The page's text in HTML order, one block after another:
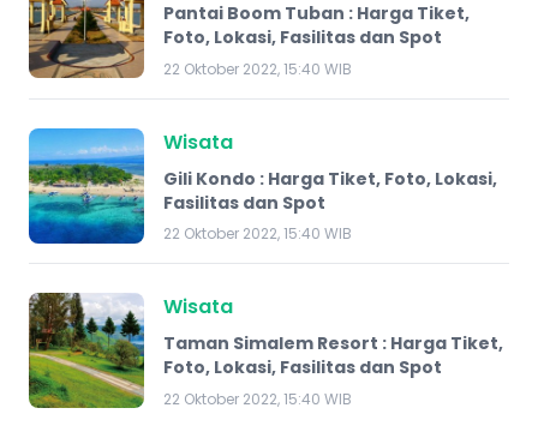
Pantai Boom Tuban : Harga Tiket,
Foto, Lokasi, Fasilitas dan Spot
22 Oktober 2022, 15:40 WIB
Wisata
Gili Kondo : Harga Tiket, Foto, Lokasi,
Fasilitas dan Spot
22 Oktober 2022, 15:40 WIB
Wisata
Taman Simalem Resort : Harga Tiket,
Foto, Lokasi, Fasilitas dan Spot
22 Oktober 2022, 15:40 WIB